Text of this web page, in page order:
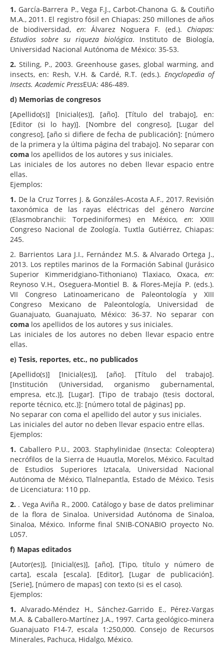
1. García-Barrera P., Vega F.J., Carbot-Chanona G. & Coutiño
M.A., 2011. El registro fósil en Chiapas: 250 millones de años
de biodiversidad, en: Álvarez Noguera F. (ed.). Chiapas:
Estudios sobre su riqueza biológica. Instituto de Biología,
Universidad Nacional Autónoma de México: 35-53.
2. Stiling, P., 2003. Greenhouse gases, global warming, and
insects, en: Resh, V.H. & Cardé, R.T. (eds.). Encyclopedia of
Insects. Academic PressEUA: 486-489.
d) Memorias de congresos
[Apellido(s)] [Inicial(es)], [año]. [Título del trabajo], en:
[Editor (si lo hay)]. [Nombre del congreso], [Lugar del
congreso], [año si difiere de fecha de publicación]: [número
de la primera y la última página del trabajo]. No separar con
coma los apellidos de los autores y sus iniciales.
Las iniciales de los autores no deben llevar espacio entre
ellas.
Ejemplos:
1. De la Cruz Torres J. & Gonzáles-Acosta A.F., 2017. Revisión
taxonómica de las rayas eléctricas del género Narcine
(Elasmobranchii: Torpediniformes) en México, en: XXIII
Congreso Nacional de Zoología. Tuxtla Gutiérrez, Chiapas:
245.
2. Barrientos Lara J.I., Fernández M.S. & Alvarado Ortega J.,
2013. Los reptiles marinos de la Formación Sabinal (Jurásico
Superior Kimmeridgiano-Tithoniano) Tlaxiaco, Oxaca, en:
Reynoso V.H., Oseguera-Montiel B. & Flores-Mejía P. (eds.).
VII Congreso Latinoamericano de Paleontología y XIII
Congreso Mexicano de Paleontología, Universidad de
Guanajuato, Guanajuato, México: 36-37. No separar con
coma los apellidos de los autores y sus iniciales.
Las iniciales de los autores no deben llevar espacio entre
ellas.
e) Tesis, reportes, etc., no publicados
[Apellido(s)] [Inicial(es)], [año]. [Título del trabajo].
[Institución (Universidad, organismo gubernamental,
empresa, etc.)], [Lugar]. [Tipo de trabajo (tesis doctoral,
reporte técnico, etc.)]: [número total de páginas] pp.
No separar con coma el apellido del autor y sus iniciales.
Las iniciales del autor no deben llevar espacio entre ellas.
Ejemplos:
1. Caballero P.U., 2003. Staphylinidae (Insecta: Coleoptera)
necróﬁlos de la Sierra de Huautla, Morelos, México. Facultad
de Estudios Superiores Iztacala, Universidad Nacional
Autónoma de México, Tlalnepantla, Estado de México. Tesis
de Licenciatura: 110 pp.
2. . Vega Aviña R., 2000. Catálogo y base de datos preliminar
de la flora de Sinaloa. Universidad Autónoma de Sinaloa,
Sinaloa, México. Informe final SNIB-CONABIO proyecto No.
L057.
f) Mapas editados
[Autor(es)], [Inicial(es)], [año], [Tipo, título y número de
carta], escala [escala]. [Editor], [Lugar de publicación].
[Serie], [número de mapas] con texto (si es el caso).
Ejemplos:
1. Alvarado-Méndez H., Sánchez-Garrido E., Pérez-Vargas
M.A. & Caballero-Martínez J.A., 1997. Carta geológico-minera
Guanajuato F14-7, escala 1:250,000. Consejo de Recursos
Minerales, Pachuca, Hidalgo, México.